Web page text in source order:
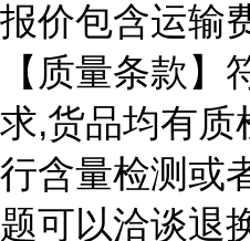
报价包含运输
【质量条款】
求,货品均有质
行含量检测或
题可以洽谈退